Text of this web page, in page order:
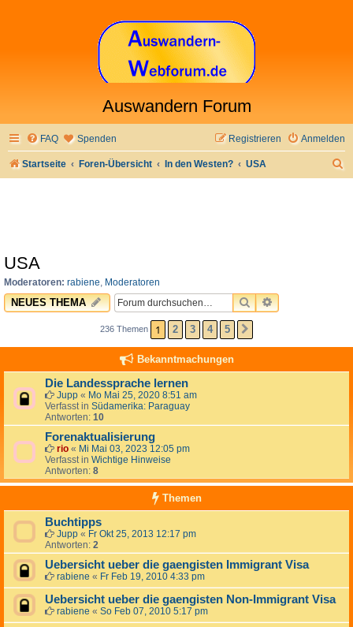
Auswandern Forum
FAQ Spenden Anmelden
Registrieren
Startseite Foren-Übersicht In den Westen? USA
USA
Moderatoren: rabiene, Moderatoren
NEUES THEMA SUCHEERWEITERTE
236 Themen 1 2 3 4 5
Bekanntmachungen
Die Landessprache lernen
Jupp « Mo Mai 25, 2020 8:51 am
Verfasst in Südamerika: Paraguay
Antworten: 10
Forenaktualisierung
rio « Mi Mai 03, 2023 12:05 pm
Verfasst in Wichtige Hinweise
Antworten: 8
Themen
Buchtipps
Jupp « Fr Okt 25, 2013 12:17 pm
Antworten: 2
Uebersicht ueber die gaengisten Immigrant Visa
rabiene « Fr Feb 19, 2010 4:33 pm
Uebersicht ueber die gaengisten Non-Immigrant Visa
rabiene « So Feb 07, 2010 5:17 pm